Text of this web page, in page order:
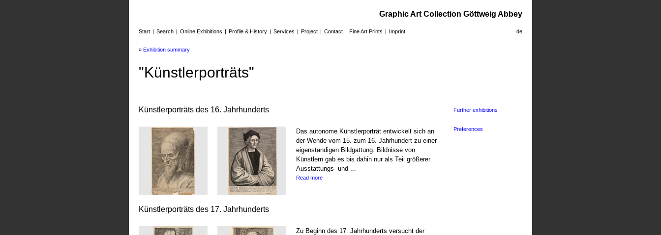
Graphic Art Collection Göttweig Abbey
de
Start | Search | Online Exhibitions | Profile & History | Services | Project | Contact | Fine Art Prints | Imprint
» Exhibition summary
"Künstlerporträts"
Künstlerporträts des 16. Jahrhunderts
Das autonome Künstlerporträt entwickelt sich an
der Wende vom 15. zum 16. Jahrhundert zu einer
eigenständigen Bildgattung. Bildnisse von
Künstlern gab es bis dahin nur als Teil größerer
Ausstattungs- und ...
Read more
Künstlerporträts des 17. Jahrhunderts
Zu Beginn des 17. Jahrhunderts versucht der
Further exhibitions
Preferences